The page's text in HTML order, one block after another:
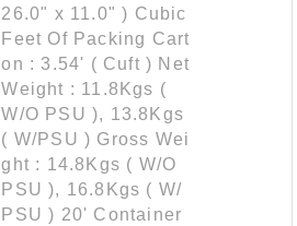
26.0" x 11.0" ) Cubic
Feet Of Packing Cart
on : 3.54' ( Cuft ) Net
Weight : 11.8Kgs (
W/O PSU ), 13.8Kgs
( W/PSU ) Gross Wei
ght : 14.8Kgs ( W/O
PSU ), 16.8Kgs ( W/
PSU ) 20' Container